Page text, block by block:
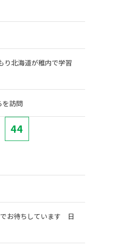
北海道が稚内で学習
を訪問
44
でお待ちしています 日